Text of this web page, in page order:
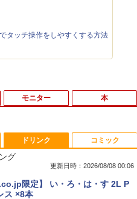
タッチ操作をしやすくする方法
モニター 本
試問題解答集 2026 国公立大
P40i オフホワイト
feat. Flo Milli, ATL Jacob
ドリンク
グ
更新日時：2026/08/08 00:06
限定】 い・ろ・は・す 2L P
ス ×8本
コミック